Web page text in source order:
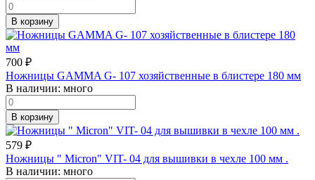
В корзину
700 ₽
Ножницы GAMMA G- 107 хозяйственные в блистере 180 мм
В наличии: много
В корзину
579 ₽
Ножницы " Micron" VIT- 04 для вышивки в чехле 100 мм .
В наличии: много